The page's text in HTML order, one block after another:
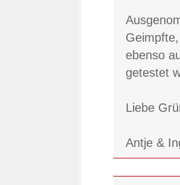
ebenso
getestet
Liebe
Antje &